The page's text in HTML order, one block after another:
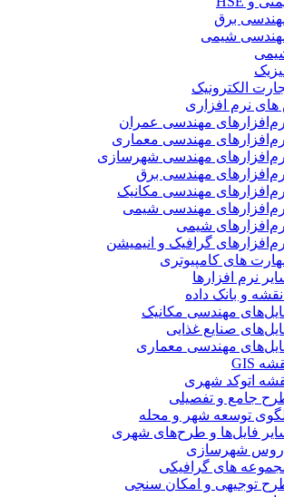
برق
شیمی
الکترونیک
افزاری
مهندسی عمران
مهندسی معماری
مهندسی شهرسازی
مهندسی برق
مهندسی مکانیک
مهندسی شیمی
شیمی
گرافیک و انیمیشن
های کامپیوتری
افزارها
بانک داده
مهندسی مکانیک
صنایع غذایی
مهندسی معماری
اتوکد شهری
و تفصیلی
توسعه شهر و محله
فایل‌ها و طرح‌های شهری
شهرسازی
های گرافیکی
و امکان سنجی